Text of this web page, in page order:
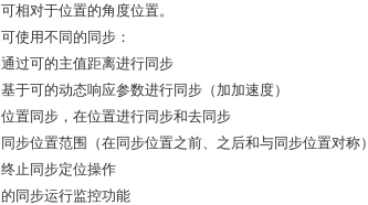
可相对于位置的角度位置。
可使用不同的同步：
通过可的主值距离进行同步
基于可的动态响应参数进行同步（加加速度）
位置同步，在位置进行同步和去同步
同步位置范围（在同步位置之前、之后和与同步位置对称）
终止同步定位操作
的同步运行监控功能